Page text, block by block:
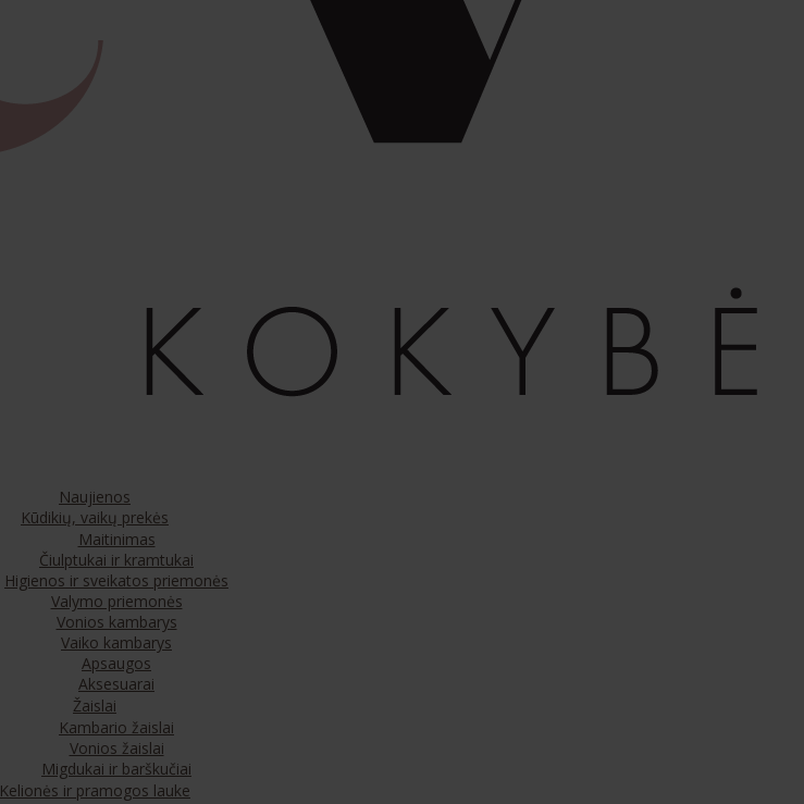
Naujienos
Kūdikių, vaikų prekės
Maitinimas
Čiulptukai ir kramtukai
Higienos ir sveikatos priemonės
Valymo priemonės
Vonios kambarys
Vaiko kambarys
Apsaugos
Aksesuarai
Žaislai
Kambario žaislai
Vonios žaislai
Migdukai ir barškučiai
Kelionės ir pramogos lauke